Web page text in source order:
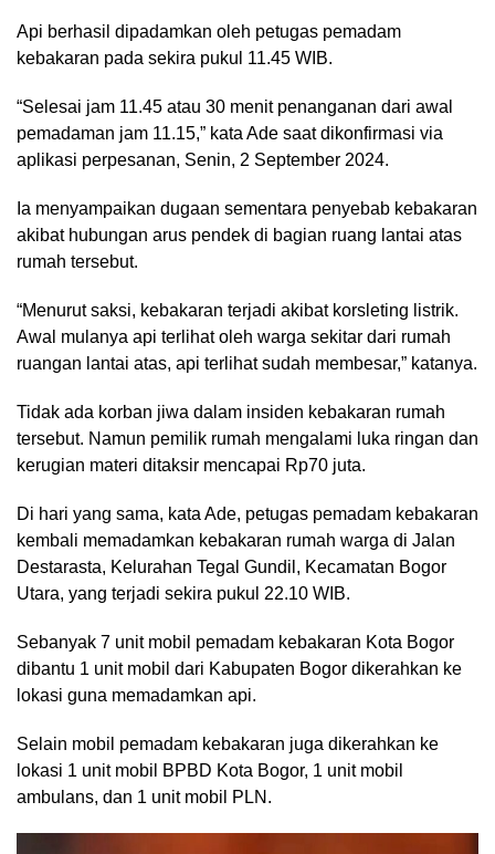
Api berhasil dipadamkan oleh petugas pemadam
kebakaran pada sekira pukul 11.45 WIB.
“Selesai jam 11.45 atau 30 menit penanganan dari awal
pemadaman jam 11.15,” kata Ade saat dikonfirmasi via
aplikasi perpesanan, Senin, 2 September 2024.
Ia menyampaikan dugaan sementara penyebab kebakaran
akibat hubungan arus pendek di bagian ruang lantai atas
rumah tersebut.
“Menurut saksi, kebakaran terjadi akibat korsleting listrik.
Awal mulanya api terlihat oleh warga sekitar dari rumah
ruangan lantai atas, api terlihat sudah membesar,” katanya.
Tidak ada korban jiwa dalam insiden kebakaran rumah
tersebut. Namun pemilik rumah mengalami luka ringan dan
kerugian materi ditaksir mencapai Rp70 juta.
Di hari yang sama, kata Ade, petugas pemadam kebakaran
kembali memadamkan kebakaran rumah warga di Jalan
Destarasta, Kelurahan Tegal Gundil, Kecamatan Bogor
Utara, yang terjadi sekira pukul 22.10 WIB.
Sebanyak 7 unit mobil pemadam kebakaran Kota Bogor
dibantu 1 unit mobil dari Kabupaten Bogor dikerahkan ke
lokasi guna memadamkan api.
Selain mobil pemadam kebakaran juga dikerahkan ke
lokasi 1 unit mobil BPBD Kota Bogor, 1 unit mobil
ambulans, dan 1 unit mobil PLN.